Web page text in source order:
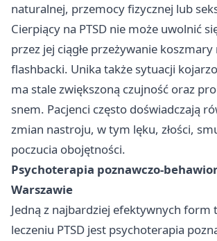
naturalnej, przemocy fizycznej lub
Cierpiący na PTSD nie może uwolnić
przez jej ciągłe przeżywanie
flashbacki. Unika także sytuacji
ma stale zwiększoną czujność oraz
snem. Pacjenci często doświadczają
zmian nastroju, w tym lęku, złości,
poczucia obojętności.
Psychoterapia poznawczo-
Warszawie
Jedną z najbardziej efektywnych form
leczeniu PTSD jest psychoterapia